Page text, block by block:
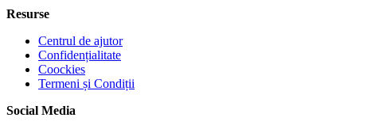
Resurse
Centrul de ajutor
Confidențialitate
Coockies
Termeni și Condiții
Social Media